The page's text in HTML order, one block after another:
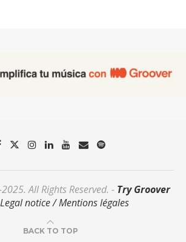
All Rights Reserved. - Try Groover
Legal notice / Mentions légales
BACK TO TOP